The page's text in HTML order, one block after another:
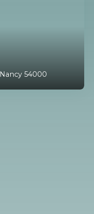
Nancy 54000